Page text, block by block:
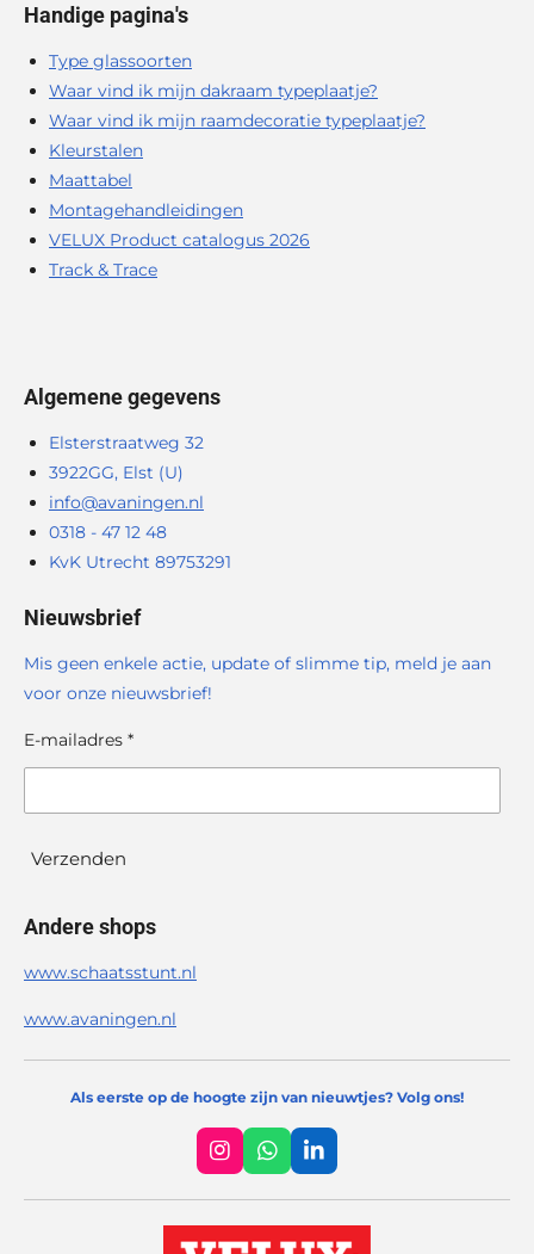
Handige pagina's
Type glassoorten
Waar vind ik mijn dakraam typeplaatje?
Waar vind ik mijn raamdecoratie typeplaatje?
Kleurstalen
Maattabel
Montagehandleidingen
VELUX Product catalogus 2026
Track & Trace
Algemene gegevens
Elsterstraatweg 32
3922GG, Elst (U)
info@avaningen.nl
0318 - 47 12 48
KvK Utrecht 89753291
Nieuwsbrief
Mis geen enkele actie, update of slimme tip, meld je aan
voor onze nieuwsbrief!
E-mailadres *
Verzenden
Andere shops
www.schaatsstunt.nl
www.avaningen.nl
Als eerste op de hoogte zijn van nieuwtjes? Volg ons!
I
n
s
t
a
W
h
a
t
s
L
i
n
k
e